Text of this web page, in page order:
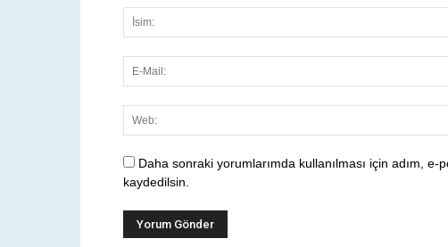
Daha sonraki yorumlarımda kullanılması için adım,
kaydedilsin.